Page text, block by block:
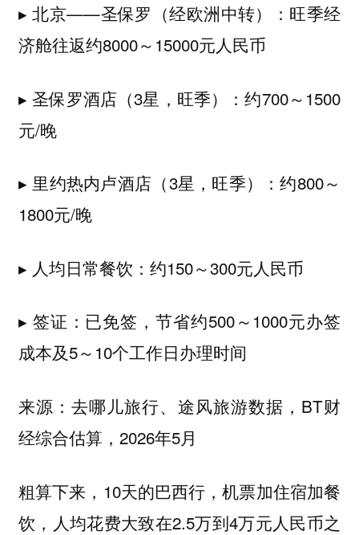
▸ 北京——圣保罗（经欧洲中转）：旺季经
济舱往返约8000～15000元人民币
▸ 圣保罗酒店（3星，旺季）：约700～1500
元/晚
▸ 里约热内卢酒店（3星，旺季）：约800～
1800元/晚
▸ 人均日常餐饮：约150～300元人民币
▸ 签证：已免签，节省约500～1000元办签
成本及5～10个工作日办理时间
来源：去哪儿旅行、途风旅游数据，BT财
经综合估算，2026年5月
粗算下来，10天的巴西行，机票加住宿加餐
饮，人均花费大致在2.5万到4万元人民币之